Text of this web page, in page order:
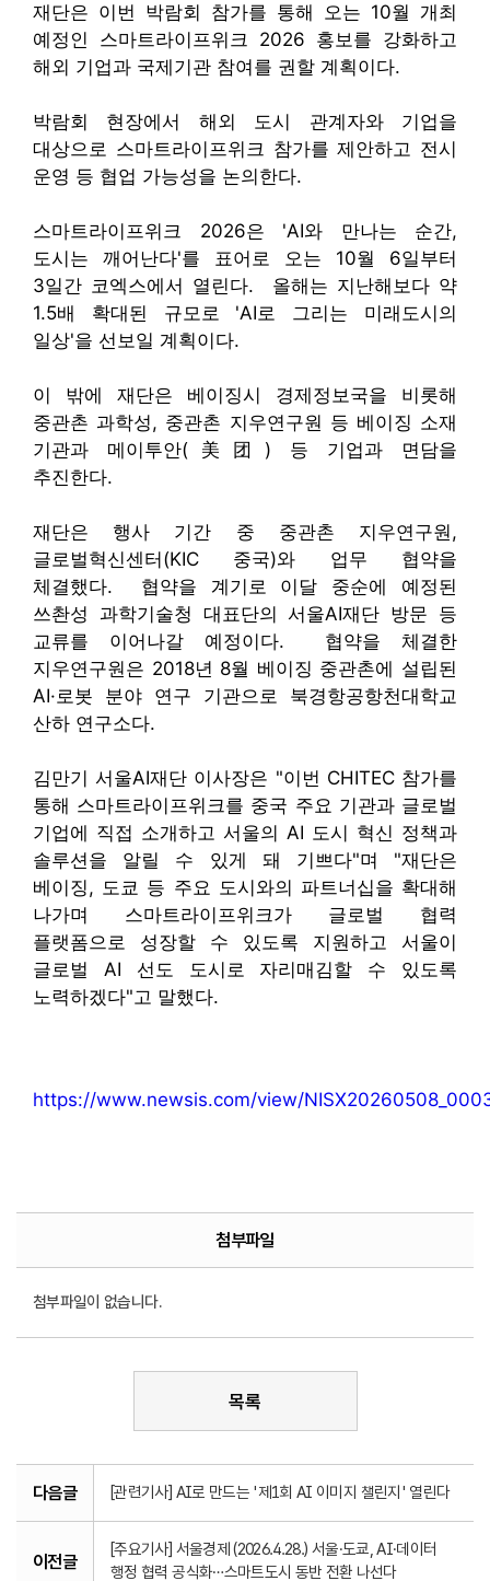
재단은 이번 박람회 참가를 통해 오는 10월 개최
예정인 스마트라이프위크 2026 홍보를 강화하고
해외 기업과 국제기관 참여를 권할 계획이다.
박람회 현장에서 해외 도시 관계자와 기업을
대상으로 스마트라이프위크 참가를 제안하고 전시
운영 등 협업 가능성을 논의한다.
스마트라이프위크 2026은 'AI와 만나는 순간,
도시는 깨어난다'를 표어로 오는 10월 6일부터
3일간 코엑스에서 열린다. 올해는 지난해보다 약
1.5배 확대된 규모로 'AI로 그리는 미래도시의
일상'을 선보일 계획이다.
이 밖에 재단은 베이징시 경제정보국을 비롯해
중관촌 과학성, 중관촌 지우연구원 등 베이징 소재
기관과 메이투안(美团) 등 기업과 면담을
추진한다.
재단은 행사 기간 중 중관촌 지우연구원,
글로벌혁신센터(KIC 중국)와 업무 협약을
체결했다. 협약을 계기로 이달 중순에 예정된
쓰촨성 과학기술청 대표단의 서울AI재단 방문 등
교류를 이어나갈 예정이다. 협약을 체결한
지우연구원은 2018년 8월 베이징 중관촌에 설립된
AI·로봇 분야 연구 기관으로 북경항공항천대학교
산하 연구소다.
김만기 서울AI재단 이사장은 "이번 CHITEC 참가를
통해 스마트라이프위크를 중국 주요 기관과 글로벌
기업에 직접 소개하고 서울의 AI 도시 혁신 정책과
솔루션을 알릴 수 있게 돼 기쁘다"며 "재단은
베이징, 도쿄 등 주요 도시와의 파트너십을 확대해
나가며 스마트라이프위크가 글로벌 협력
플랫폼으로 성장할 수 있도록 지원하고 서울이
글로벌 AI 선도 도시로 자리매김할 수 있도록
노력하겠다"고 말했다.
https://www.newsis.com/view/
첨부파일
첨부파일이 없습니다.
목록
다음글 [관련기사] AI로 만드는 '제1회 AI 이미지 챌린지' 열린다
이전글
[주요기사] 서울경제 (2026.4.28.) 서울·도쿄, AI·데이터
행정 협력 공식화…스마트도시 동반 전환 나선다